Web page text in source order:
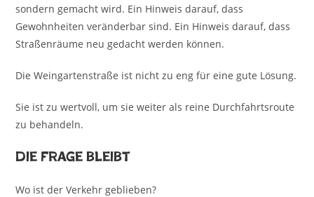
sondern gemacht wird. Ein Hinweis darauf, dass
Gewohnheiten veränderbar sind. Ein Hinweis darauf, dass
Straßenräume neu gedacht werden können.
Die Weingartenstraße ist nicht zu eng für eine gute Lösung.
Sie ist zu wertvoll, um sie weiter als reine Durchfahrtsroute
zu behandeln.
Die Frage bleibt
Wo ist der Verkehr geblieben?